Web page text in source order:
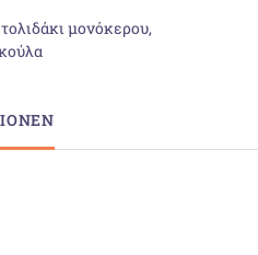
μονόκερου,